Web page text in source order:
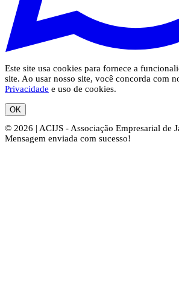
Este site usa cookies para fornece a
site. Ao usar nosso site, você concorda com
Privacidade e uso de cookies.
OK
© 2026 | ACIJS - Associação Empresarial de
Mensagem enviada com sucesso!